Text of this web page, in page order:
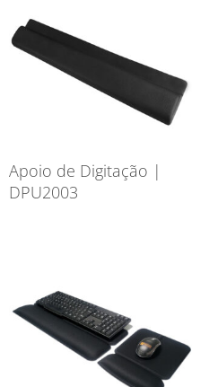
Apoio de Digitação |
DPU2003